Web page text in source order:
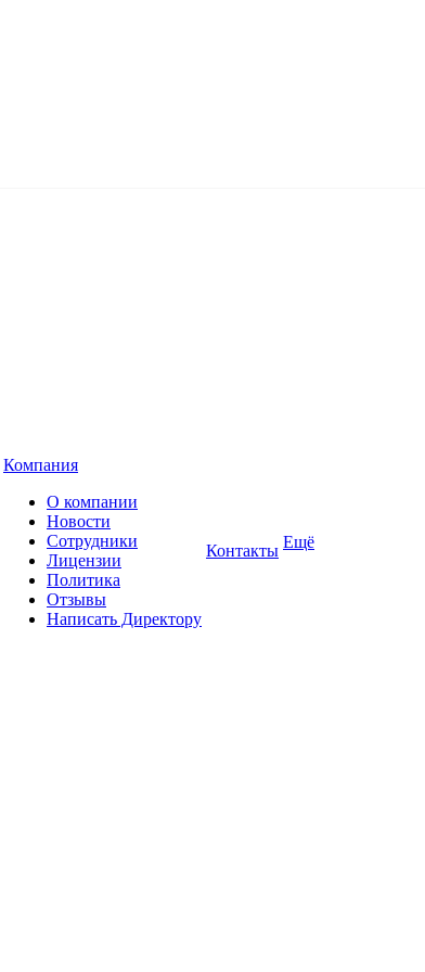
Компания
О компании
Новости
Сотрудники
Лицензии
Политика
Отзывы
Написать Директору
Контакты Ещё